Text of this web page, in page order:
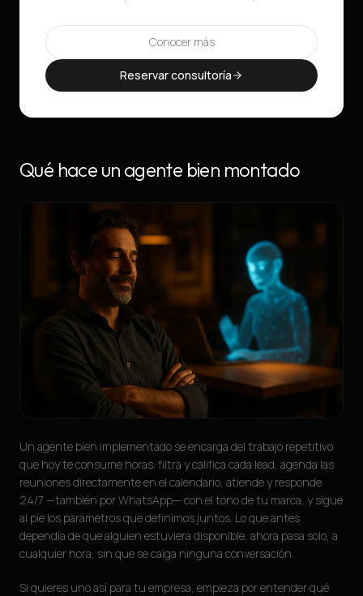
Conocer más
Reservar consultoría
Qué hace un agente bien montado
Un agente bien implementado se encarga del trabajo repetitivo
que hoy te consume horas: filtra y califica cada lead, agenda las
reuniones directamente en el calendario, atiende y responde
24/7 —también por WhatsApp— con el tono de tu marca, y sigue
al pie los parámetros que definimos juntos. Lo que antes
dependía de que alguien estuviera disponible, ahora pasa solo, a
cualquier hora, sin que se caiga ninguna conversación.
Si quieres uno así para tu empresa, empieza por entender qué